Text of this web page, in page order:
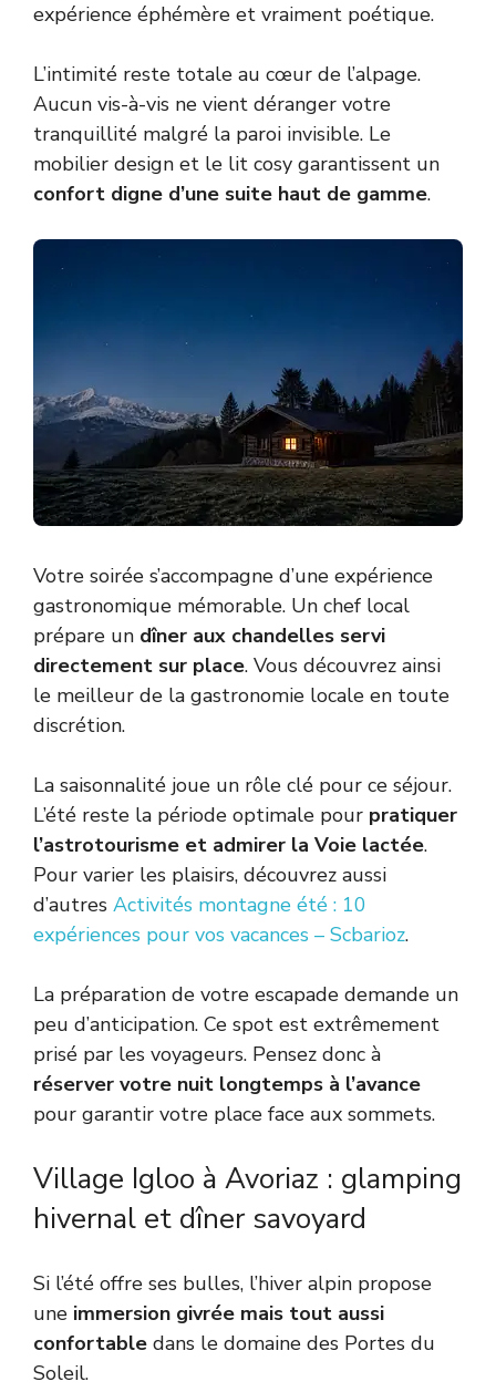
expérience éphémère et vraiment poétique.
L’intimité reste totale au cœur de l’alpage.
Aucun vis-à-vis ne vient déranger votre
tranquillité malgré la paroi invisible. Le
mobilier design et le lit cosy garantissent un
confort digne d’une suite haut de gamme.
Votre soirée s’accompagne d’une expérience
gastronomique mémorable. Un chef local
prépare un dîner aux chandelles servi
directement sur place. Vous découvrez ainsi
le meilleur de la gastronomie locale en toute
discrétion.
La saisonnalité joue un rôle clé pour ce séjour.
L’été reste la période optimale pour pratiquer
l’astrotourisme et admirer la Voie lactée.
Pour varier les plaisirs, découvrez aussi
d’autres Activités montagne été : 10
expériences pour vos vacances – Scbarioz.
La préparation de votre escapade demande un
peu d’anticipation. Ce spot est extrêmement
prisé par les voyageurs. Pensez donc à
réserver votre nuit longtemps à l’avance
pour garantir votre place face aux sommets.
Village Igloo à Avoriaz : glamping
hivernal et dîner savoyard
Si l’été offre ses bulles, l’hiver alpin propose
une immersion givrée mais tout aussi
confortable dans le domaine des Portes du
Soleil.